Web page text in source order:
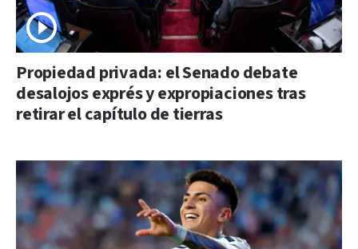
Propiedad privada: el Senado debate
desalojos exprés y expropiaciones tras
retirar el capítulo de tierras